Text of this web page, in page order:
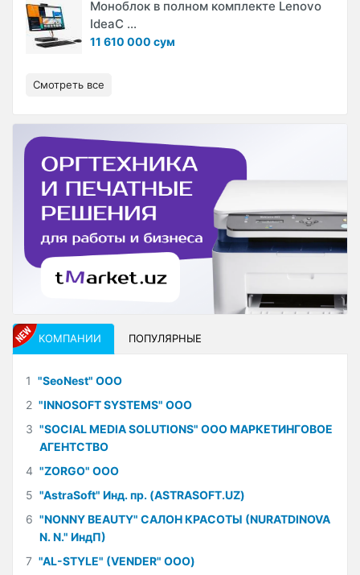
Моноблок в полном комплекте Lenovo
IdeaC ...
11 610 000 сум
Смотреть все
КОМПАНИИ ПОПУЛЯРНЫЕ
1 "SeoNest" ООО
2 "INNOSOFT SYSTEMS" ООО
3 "SOCIAL MEDIA SOLUTIONS" ООО МАРКЕТИНГОВОЕ
АГЕНТСТВО
4 "ZORGO" ООО
5 "AstraSoft" Инд. пр. (ASTRASOFT.UZ)
6 "NONNY BEAUTY" САЛОН КРАСОТЫ (NURATDINOVA
N. N." ИндП)
7 "AL-STYLE" (VENDER" ООО)